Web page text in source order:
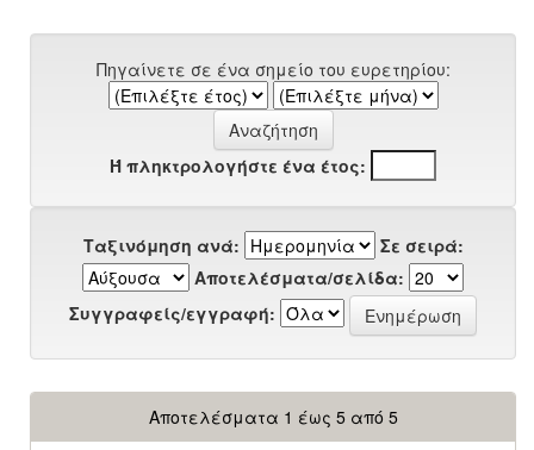
Πηγαίνετε σε ένα σημείο του ευρετηρίου:
Ή πληκτρολογήστε ένα έτος:
Ταξινόμηση ανά:
Σε σειρά:
Αποτελέσματα/σελίδα:
Συγγραφείς/εγγραφή:
Αποτελέσματα 1 έως 5 από 5